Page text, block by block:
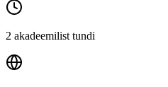
2 akadeemilist tundi